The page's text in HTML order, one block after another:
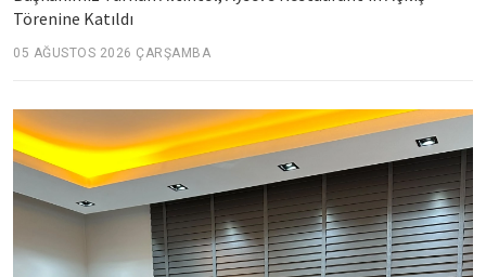
Törenine Katıldı
05 AĞUSTOS 2026 ÇARŞAMBA